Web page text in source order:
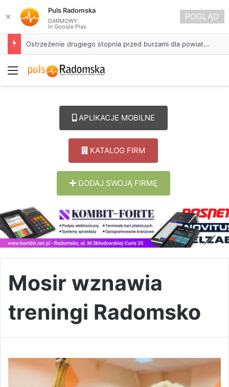
Około 90 tys. zł na szkolenia pracowników. PUP w Radomsku ogłasza nabór wniosków
Menu
APLIKACJE MOBILNE
KATALOG FIRM
DODAJ SWOJĄ FIRMĘ
Mosir wznawia
treningi Radomsko
✕
Puls Radomska
DARMOWY
In Google Play
POGLĄD